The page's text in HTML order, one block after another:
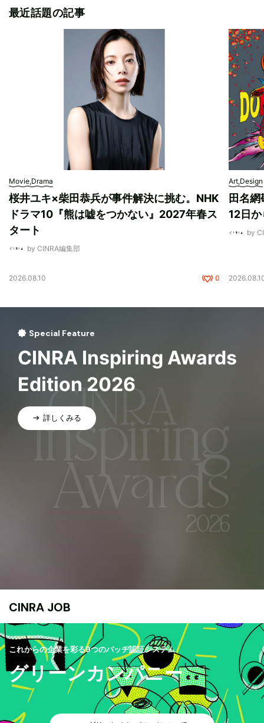
最近話題の記事
Movie,Drama
桜井ユキ×柴田恭兵が事件解決に挑む。NHK
ドラマ10『熊は嘘をつかない』2027年春ス
タート
by CINRA編集部
2026.08.10 0
Art,Design
田名
12日
by
Special Feature
CINRA Inspiring Awards
Edition 2026
詳しくみる
CINRA JOB
これからの企業を彩る9つのバッヂ認証システム
グリーンカンパニー